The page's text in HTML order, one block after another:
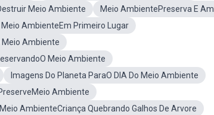
Meio Ambiente
Meio AmbientePreserva E
Meio AmbienteEm Primeiro Lugar
Meio Ambiente
Meio Ambiente
Imagens Do Planeta ParaO DIA Do Meio Ambiente
Ambiente
AmbienteCriança Quebrando Galhos De Arvore